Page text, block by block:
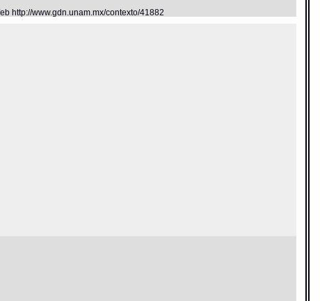
http://www.gdn.unam.mx/contexto/41882